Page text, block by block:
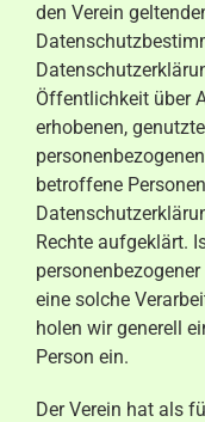
Kontakt
den Verein
Öffentlichkeit über
erhobenen,
betroffene
Rechte aufgeklärt.
eine solche
holen wir generell
Person ein.
Der Verein hat als